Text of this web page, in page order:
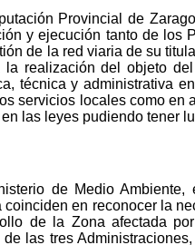
Provincial de
y ejecución tanto de los
de la red viaria de su
la realización del objeto
técnica y administrativa
servicios locales como en
las leyes pudiendo tener
de Medio
coinciden en reconocer la
de la Zona afectada
de las tres